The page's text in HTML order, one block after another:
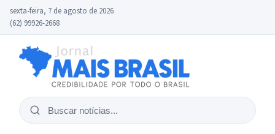
sexta-feira, 7 de agosto de 2026
(62) 99926-2668
Buscar